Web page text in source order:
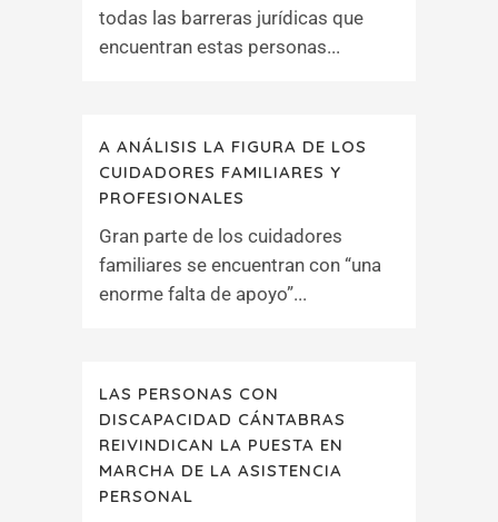
todas las barreras jurídicas que
encuentran estas personas...
A ANÁLISIS LA FIGURA DE LOS
CUIDADORES FAMILIARES Y
PROFESIONALES
Gran parte de los cuidadores
familiares se encuentran con “una
enorme falta de apoyo”...
LAS PERSONAS CON
DISCAPACIDAD CÁNTABRAS
REIVINDICAN LA PUESTA EN
MARCHA DE LA ASISTENCIA
PERSONAL